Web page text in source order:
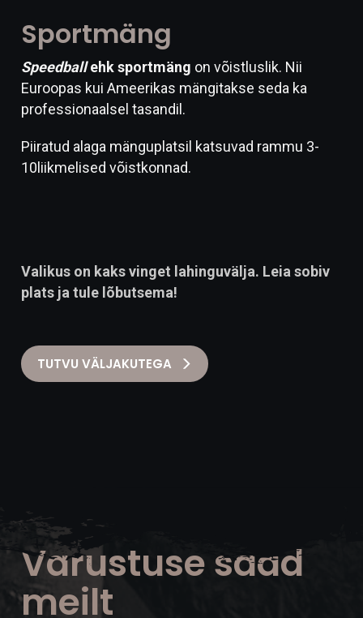
Sportmäng
Speedballehk sportmäng on võistluslik. Nii
Euroopas kui Ameerikas mängitakse seda ka
professionaalsel tasandil.
Piiratud alaga mänguplatsil katsuvad rammu 3-
10liikmelised võistkonnad.
Valikus on kaks vinget lahinguvälja. Leia sobiv
plats ja tule lõbutsema!
TUTVU VÄLJAKUTEGA
Varustuse saad
meilt